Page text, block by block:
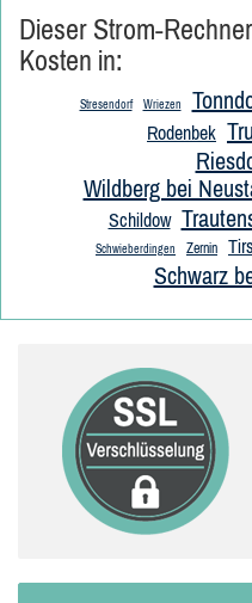
Dieser Strom-
Kosten in:
Stresendorf Wriezen
Rodenbek
Wildberg bei
Schildow
Schwieberdingen Zernin
Schwarz